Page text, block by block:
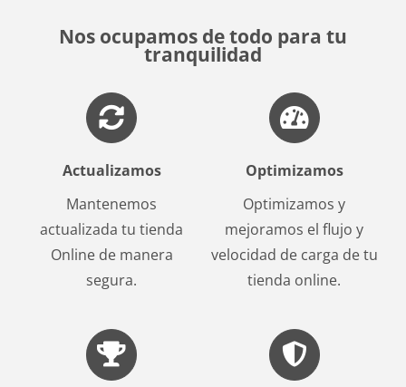
Nos ocupamos de todo para tu
tranquilidad
Actualizamos
Mantenemos
actualizada tu tienda
Online de manera
segura.
Optimizamos
Optimizamos y
mejoramos el flujo y
velocidad de carga de tu
tienda online.